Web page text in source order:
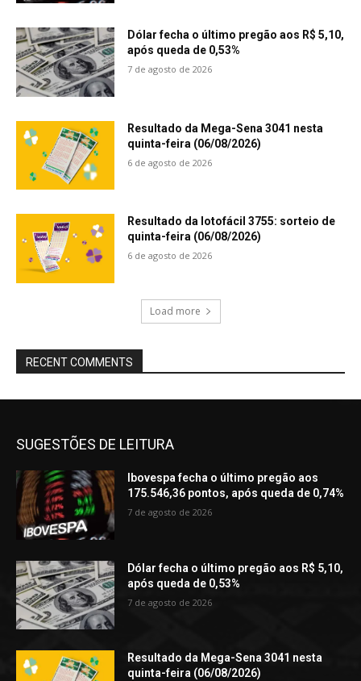
Dólar fecha o último pregão aos R$ 5,10,
após queda de 0,53%
7 de agosto de 2026
Resultado da Mega-Sena 3041 nesta
quinta-feira (06/08/2026)
6 de agosto de 2026
Resultado da lotofácil 3755: sorteio de
quinta-feira (06/08/2026)
6 de agosto de 2026
Load more
RECENT COMMENTS
SUGESTÕES DE LEITURA
Ibovespa fecha o último pregão aos
175.546,36 pontos, após queda de 0,74%
7 de agosto de 2026
Dólar fecha o último pregão aos R$ 5,10,
após queda de 0,53%
7 de agosto de 2026
Resultado da Mega-Sena 3041 nesta
quinta-feira (06/08/2026)